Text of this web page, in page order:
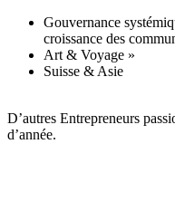
Gouvernance
croissance des
Art & Voyage »
Suisse & Asie
D’autres Entrepreneurs
d’année.